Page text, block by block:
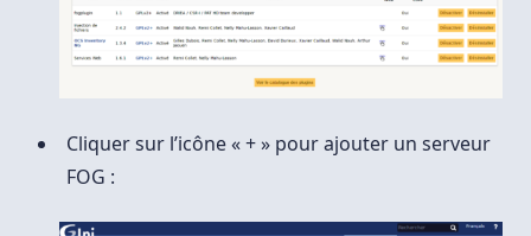
Cliquer sur l’icône « + » pour ajouter un serveur
FOG :